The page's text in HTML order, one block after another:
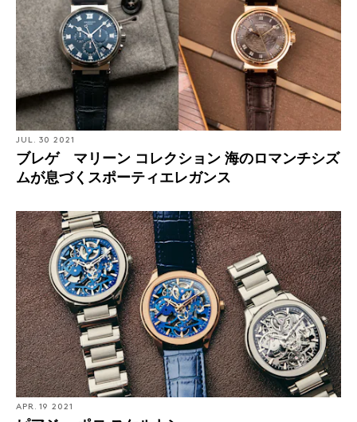
JUL. 30 2021
ブレゲ マリーン コレクション 海のロマンチシズ
ムが息づくスポーティエレガンス
APR. 19 2021